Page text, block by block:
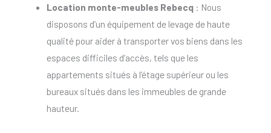
Location monte-meubles Rebecq: Nous
disposons d’un équipement de levage de haute
qualité pour aider à transporter vos biens dans les
espaces difficiles d’accès, tels que les
appartements situés à l’étage supérieur ou les
bureaux situés dans les immeubles de grande
hauteur.